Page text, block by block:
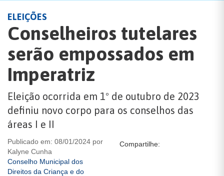
ELEIÇÕES
Conselheiros tutelares
serão empossados em
Imperatriz
Eleição ocorrida em 1º de outubro de 2023
definiu novo corpo para os conselhos das
áreas I e II
Publicado em: 08/01/2024 por
Kalyne Cunha
Conselho Municipal dos
Direitos da Criança e do
Compartilhe: